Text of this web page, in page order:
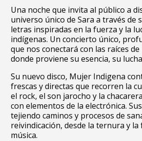
Una noche que invita al público a
universo único de Sara a través de
letras inspiradas en la fuerza y la
indígenas. Un concierto único,
que nos conectará con las raíces
donde proviene su esencia, su
Su nuevo disco, Mujer Indigena
frescas y directas que recorren la
el rock, el son jarocho y la
con elementos de la electrónica.
tejiendo caminos y procesos de
reivindicación, desde la ternura y la
música.